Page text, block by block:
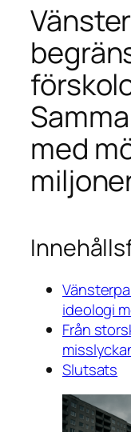
med
ideologi
Från
Slutsats